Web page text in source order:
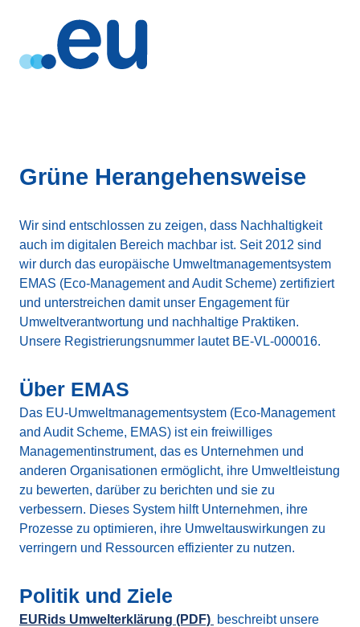
Grüne Herangehensweise
Wir sind entschlossen zu zeigen, dass Nachhaltigkeit
auch im digitalen Bereich machbar ist. Seit 2012 sind
wir durch das europäische Umweltmanagementsystem
EMAS (Eco-Management and Audit Scheme) zertifiziert
und unterstreichen damit unser Engagement für
Umweltverantwortung und nachhaltige Praktiken.
Unsere Registrierungsnummer lautet BE-VL-000016.
Über EMAS
Das EU-Umweltmanagementsystem (Eco-Management
and Audit Scheme, EMAS) ist ein freiwilliges
Managementinstrument, das es Unternehmen und
anderen Organisationen ermöglicht, ihre Umweltleistung
zu bewerten, darüber zu berichten und sie zu
verbessern. Dieses System hilft Unternehmen, ihre
Prozesse zu optimieren, ihre Umweltauswirkungen zu
verringern und Ressourcen effizienter zu nutzen.
Politik und Ziele
EURids Umwelterklärung (PDF) beschreibt unsere